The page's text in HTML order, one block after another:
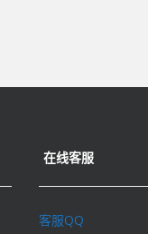
在线客服
客服QQ